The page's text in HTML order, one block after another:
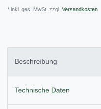
* inkl. ges. MwSt. zzgl. Versandkosten
Beschreibung
Technische Daten